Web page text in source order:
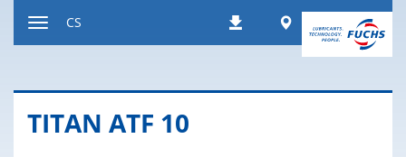
StahováníWorldwide
CS
TITAN ATF 10